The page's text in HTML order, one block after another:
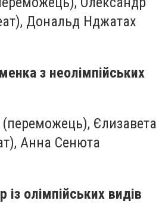
Дональд Нджатах
з неолімпійських
Єлизавета
Анна Сенюта
олімпійських видів